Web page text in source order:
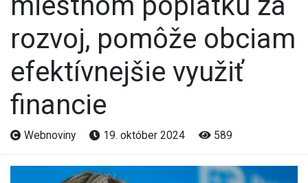
rozvoj, pomôže obciam
efektívnejšie využiť
financie
Webnoviny 19. október 2024 589